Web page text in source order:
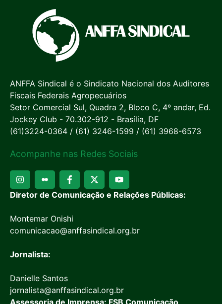
ANFFA Sindical é o Sindicato Nacional dos Auditores
Fiscais Federais Agropecuários
Setor Comercial Sul, Quadra 2, Bloco C, 4º andar, Ed.
Jockey Club - 70.302-912 - Brasília, DF
(61)3224-0364 / (61) 3246-1599 / (61) 3968-6573
Acompanhe nas Redes Sociais
Diretor de Comunicação e Relações Públicas:
Montemar Onishi
comunicacao@anffasindical.org.br
Jornalista:
Danielle Santos
jornalista@anffasindical.org.br
Assessoria de Imprensa: FSB Comunicação